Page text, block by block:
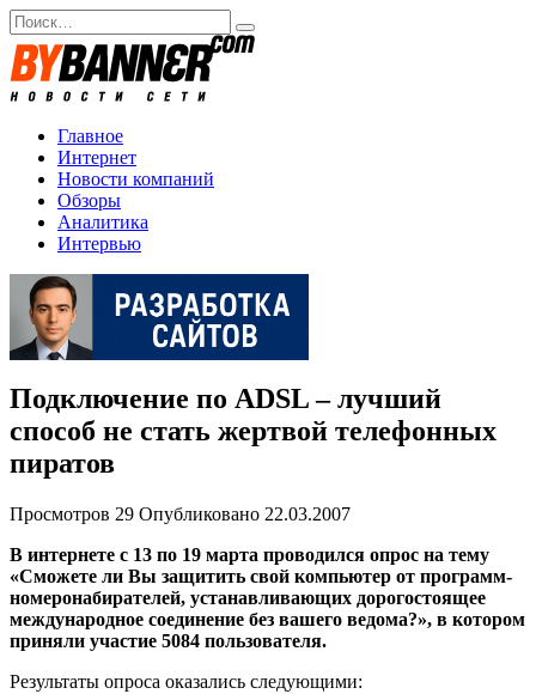
Перейти
к
содержанию
Search
for:
Главное
Интернет
Новости компаний
Обзоры
Аналитика
Интервью
Подключение по ADSL – лучший
способ не стать жертвой телефонных
пиратов
Просмотров 29 Опубликовано 22.03.2007
В интернете с 13 по 19 марта проводился опрос на тему
«Сможете ли Вы защитить свой компьютер от программ-
номеронабирателей, устанавливающих дорогостоящее
международное соединение без вашего ведома?», в котором
приняли участие 5084 пользователя.
Результаты опроса оказались следующими: